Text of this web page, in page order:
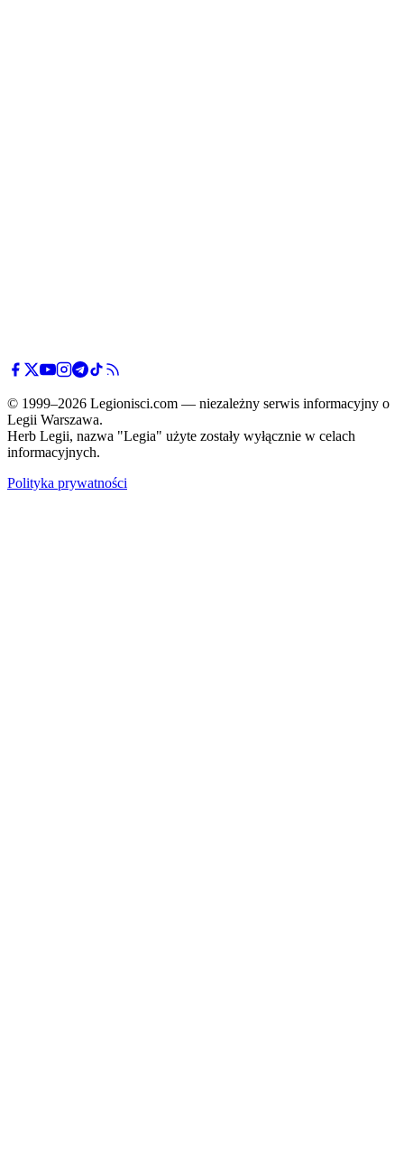
© 1999–2026 Legionisci.com — niezależny serwis informacyjny o
Legii Warszawa.
Herb Legii, nazwa "Legia" użyte zostały wyłącznie w celach
informacyjnych.
Polityka prywatności